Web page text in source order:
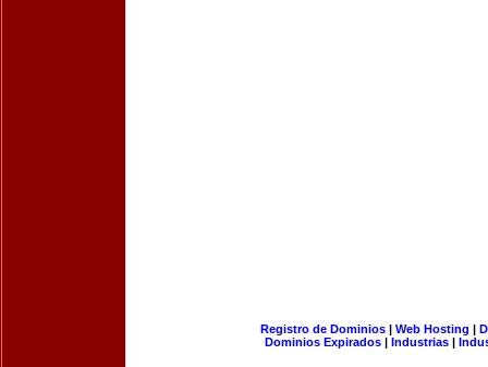
Registro de Dominios| Web Hosting |
Dominios Expirados | Industrias |